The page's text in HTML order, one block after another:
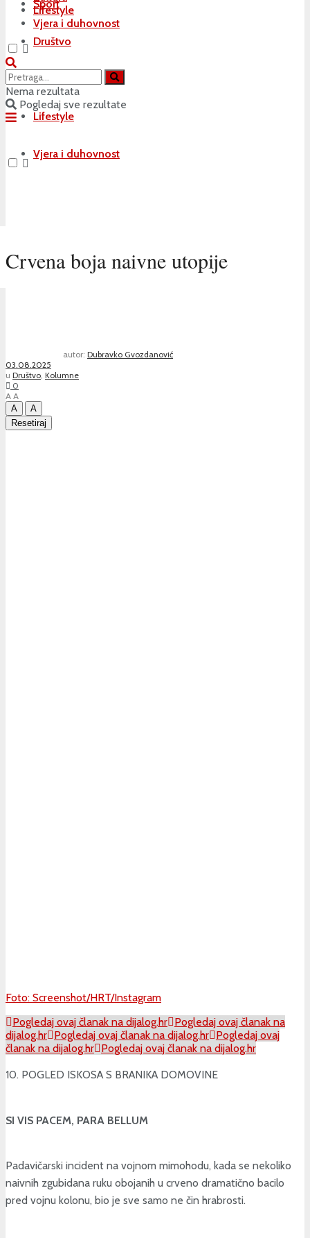
Sport
Društvo
Kultura
Lifestyle
Vjera i duhovnost
Lifestyle
Vjera i duhovnost
Nema rezultata
Pogledaj sve rezultate
Crvena boja naivne utopije
autor: Dubravko Gvozdanović
03.08.2025
u Društvo, Kolumne
0
A A
A
A
Resetiraj
Foto: Screenshot/HRT/Instagram
Pogledaj ovaj članak na dijalog.hr Pogledaj ovaj članak na
dijalog.hr Pogledaj ovaj članak na dijalog.hr Pogledaj ovaj
članak na dijalog.hr Pogledaj ovaj članak na dijalog.hr
10. POGLED ISKOSA S BRANIKA DOMOVINE
SI VIS PACEM, PARA BELLUM
Padavičarski incident na vojnom mimohodu, kada se nekoliko
naivnih zgubidana ruku obojanih u crveno dramatično bacilo
pred vojnu kolonu, bio je sve samo ne čin hrabrosti.